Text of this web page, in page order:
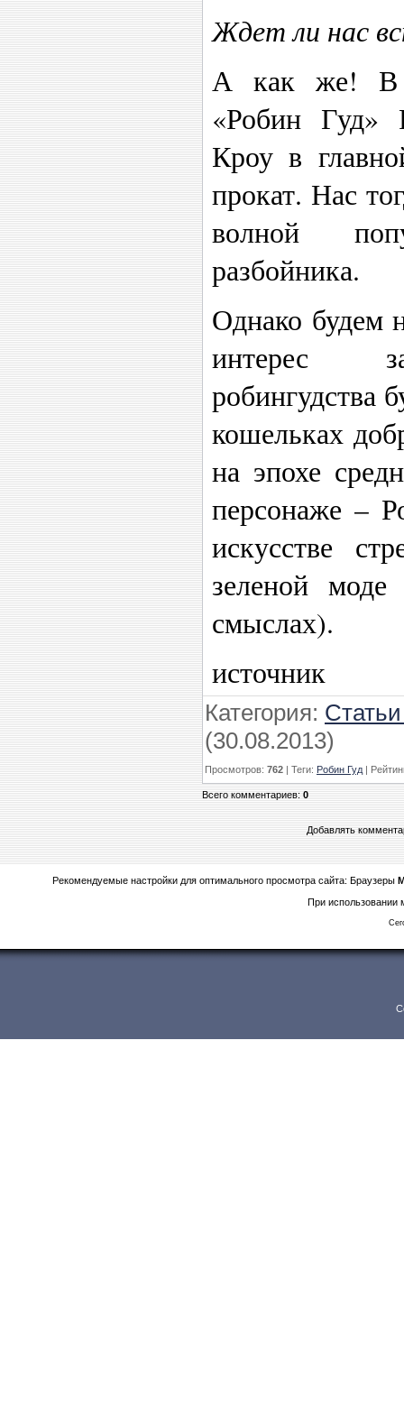
Ждет ли нас
А как же! В
«Робин Гуд»
Кроу в
прокат. Нас
волной
разбойника.
Однако будем
интерес
робингудства
кошельках
на эпохе
персонаже –
искусстве
зеленой
смыслах).
источник
Категория:
(30.08.2013)
Просмотров: 762 | Теги: Робин Гуд |
Всего комментариев:0
Добавлять
Рекомендуемые настройки для оптимального просмотра сайта: Браузеры
При использовании